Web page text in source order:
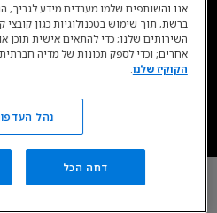
זמין בסטרימינג
אנו והשותפים שלמו מעבדים מידע
ברשת, תוך שימוש בטכנולוגיות כגון
השירותים שלנו; כדי להתאים אישית תוכן
אחרים; וכדי לספק תכונות של מדיה
הקוקיז שלנו.
נהל
דחה הכל